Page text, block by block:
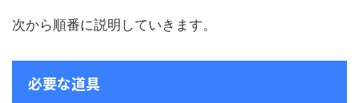
次から順番に説明していきます。
必要な道具